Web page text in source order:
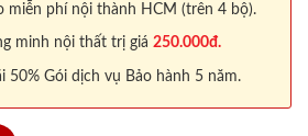
miễn phí nội thành HCM (trên 4 bộ).
minh nội thất trị giá 250.000đ.
50% Gói dịch vụ Bảo hành 5 năm.